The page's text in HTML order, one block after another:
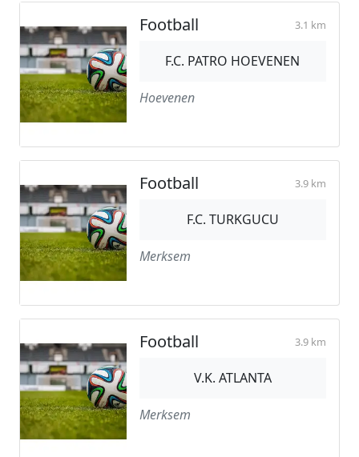
Football 3.1 km
F.C. PATRO HOEVENEN
Hoevenen
Football 3.9 km
F.C. TURKGUCU
Merksem
Football 3.9 km
V.K. ATLANTA
Merksem